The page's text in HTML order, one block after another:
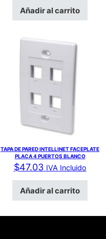
Añadir al carrito
TAPA DE PARED INTELLINET FACEPLATE
PLACA 4 PUERTOS BLANCO
$47.03 IVA Incluido
Añadir al carrito